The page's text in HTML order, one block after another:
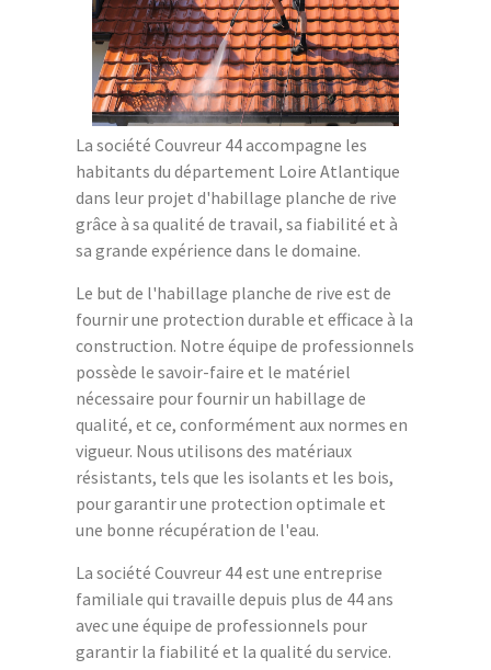
La société Couvreur 44 accompagne les
habitants du département Loire Atlantique
dans leur projet d'habillage planche de rive
grâce à sa qualité de travail, sa fiabilité et à
sa grande expérience dans le domaine.
Le but de l'habillage planche de rive est de
fournir une protection durable et efficace à la
construction. Notre équipe de professionnels
possède le savoir-faire et le matériel
nécessaire pour fournir un habillage de
qualité, et ce, conformément aux normes en
vigueur. Nous utilisons des matériaux
résistants, tels que les isolants et les bois,
pour garantir une protection optimale et
une bonne récupération de l'eau.
La société Couvreur 44 est une entreprise
familiale qui travaille depuis plus de 44 ans
avec une équipe de professionnels pour
garantir la fiabilité et la qualité du service.